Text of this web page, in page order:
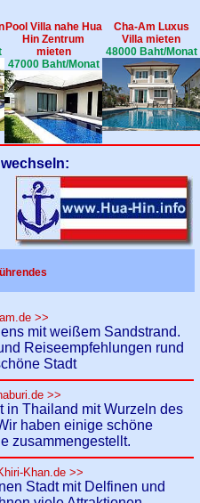
Pool Villa nahe Hua
Hin Zentrum
mieten
47000 Baht/Monat
Cha-Am Luxus
Villa mieten
48000 Baht/Monat
>>
mit weißem Sandstrand.
Reiseempfehlungen rund
Stadt
>>
in Thailand mit Wurzeln des
haben einige schöne
zusammengestellt.
Khan.de >>
Stadt mit Delfinen und